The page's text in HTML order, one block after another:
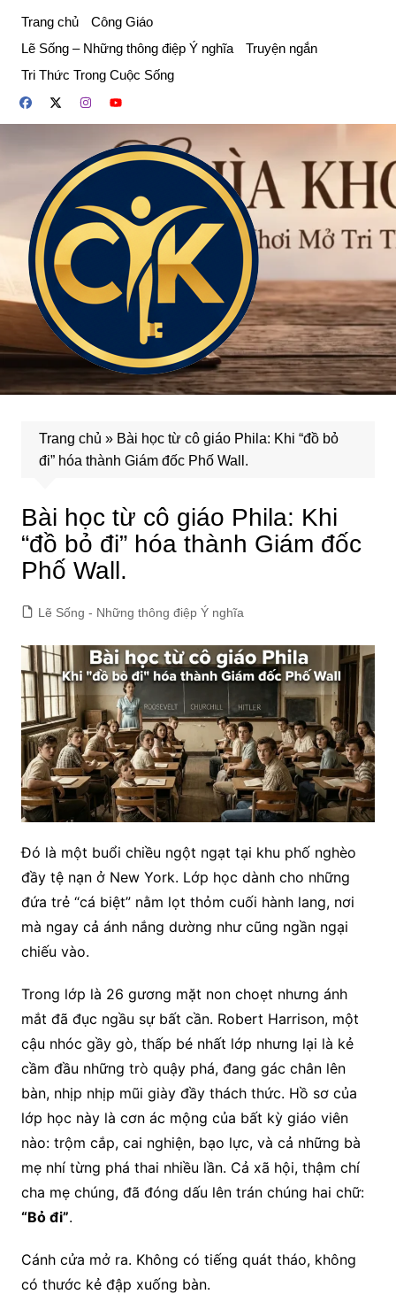
phần
dung
Trang chủ
Công Giáo
Lẽ Sống – Những thông điệp Ý nghĩa
Truyện ngắn
Tri Thức Trong Cuộc Sống
Trang chủ » Bài học từ cô giáo Phila: Khi “đồ bỏ
đi” hóa thành Giám đốc Phố Wall.
Bài học từ cô giáo Phila: Khi
“đồ bỏ đi” hóa thành Giám đốc
Phố Wall.
Lẽ Sống - Những thông điệp Ý nghĩa
Đó là một buổi chiều ngột ngạt tại khu phố nghèo
đầy tệ nạn ở New York. Lớp học dành cho những
đứa trẻ “cá biệt” nằm lọt thỏm cuối hành lang, nơi
mà ngay cả ánh nắng dường như cũng ngần ngại
chiếu vào.
Trong lớp là 26 gương mặt non choẹt nhưng ánh
mắt đã đục ngầu sự bất cần. Robert Harrison, một
cậu nhóc gầy gò, thấp bé nhất lớp nhưng lại là kẻ
cầm đầu những trò quậy phá, đang gác chân lên
bàn, nhịp nhịp mũi giày đầy thách thức. Hồ sơ của
lớp học này là cơn ác mộng của bất kỳ giáo viên
nào: trộm cắp, cai nghiện, bạo lực, và cả những bà
mẹ nhí từng phá thai nhiều lần. Cả xã hội, thậm chí
cha mẹ chúng, đã đóng dấu lên trán chúng hai chữ:
“Bỏ đi”.
Cánh cửa mở ra. Không có tiếng quát tháo, không
có thước kẻ đập xuống bàn.